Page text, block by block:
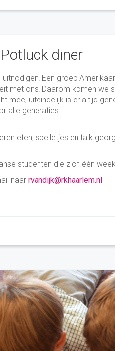
diner
Een groep
met ons! Daarom komen we
mee, uiteindelijk is er altijd
alle generaties.
eten, spelletjes en talk
studenten die zich één
naar rvandijk@rkhaarlem.nl